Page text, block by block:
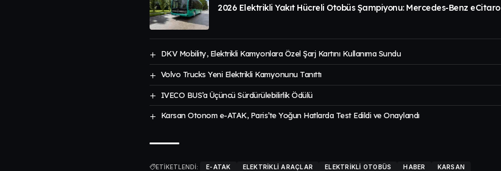
2026 Elektrikli Yakıt Hücreli Otobüs Şampiyonu: Mercedes-Benz eCitaro
DKV Mobility, Elektrikli Kamyonlara Özel Şarj Kartını Kullanıma Sundu
Volvo Trucks Yeni Elektrikli Kamyonunu Tanıttı
IVECO BUS’a Üçüncü Sürdürülebilirlik Ödülü
Karsan Otonom e-ATAK, Paris’te Yoğun Hatlarda Test Edildi ve Onaylandı
ETİKETLENDİ: E-ATAK ELEKTRIKLI ARAÇLAR ELEKTRIKLI OTOBÜS HABER
KARSAN